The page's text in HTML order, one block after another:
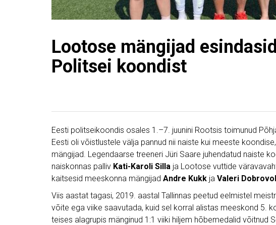
Lootose mängijad
Politsei koondist
Eesti politseikoondis osales 1.–7. juunini Rootsis toimunud
Eesti oli võistlustele välja pannud nii naiste kui meeste
mängijad. Legendaarse treeneri Jüri Saare juhendatud naiste
naiskonnas palliv Kati-Karoli Silla ja Lootose vuttide
kaitsesid meeskonna mängijad Andre Kukk ja Valeri
Viis aastat tagasi, 2019. aastal Tallinnas peetud eelmistel
võite ega viike saavutada, kuid sel korral alistas meeskond 5.
teises alagrupis mänginud 1:1 viiki hiljem hõbemedalid võitnud